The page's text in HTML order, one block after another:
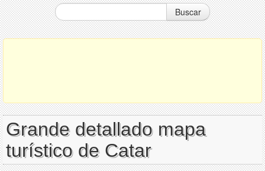
Buscar
Grande detallado mapa
turístico de Catar